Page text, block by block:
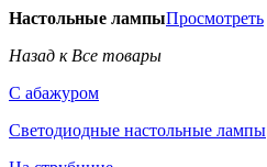
Настольные лампыПросмотреть
Назад к Все товары
С абажуром
Светодиодные настольные лампы